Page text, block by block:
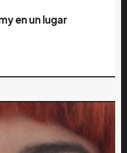
en un lugar